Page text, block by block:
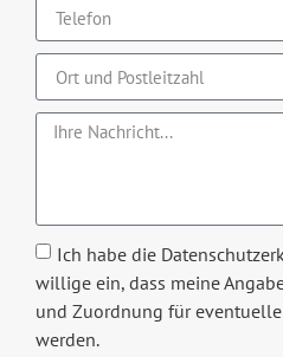
Ich habe die
willige ein, dass meine
und Zuordnung für
werden.